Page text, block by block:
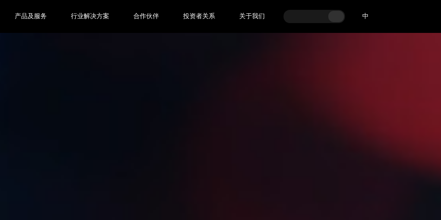
产品及服务 行业解决方案 合作伙伴 投资者关系 关于我们 中